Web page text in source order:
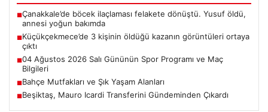
■Çanakkale’de böcek ilaçlaması felakete dönüştü. Yusuf öldü,
annesi yoğun bakımda
■Küçükçekmece’de 3 kişinin öldüğü kazanın görüntüleri ortaya
çıktı
■04 Ağustos 2026 Salı Gününün Spor Programı ve Maç
Bilgileri
■Bahçe Mutfakları ve Şık Yaşam Alanları
■Beşiktaş, Mauro Icardi Transferini Gündeminden Çıkardı